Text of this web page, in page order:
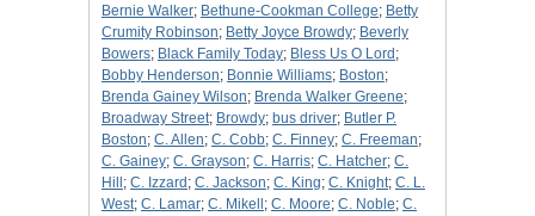
Bernie Walker; Bethune-Cookman College; Betty
Crumity Robinson; Betty Joyce Browdy; Beverly
Bowers; Black Family Today; Bless Us O Lord ;
Bobby Henderson; Bonnie Williams; Boston;
Brenda Gainey Wilson; Brenda Walker Greene;
Broadway Street; Browdy; bus driver; Butler P.
Boston; C. Allen; C. Cobb; C. Finney; C. Freeman;
C. Gainey; C. Grayson; C. Harris; C. Hatcher; C.
Hill ; C. Izzard ; C. Jackson; C. King; C. Knight; C. L.
West; C. Lamar; C. Mikell ; C. Moore; C. Noble; C.